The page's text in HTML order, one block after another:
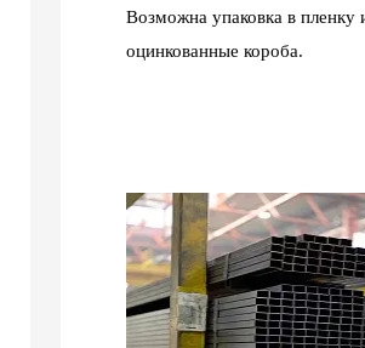
Возможна упаковка в пленку
оцинкованные короба.